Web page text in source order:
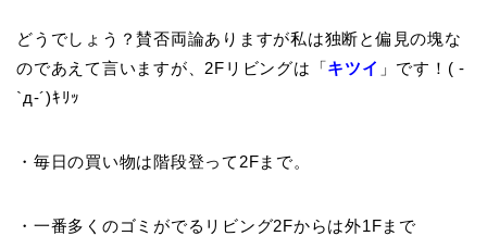
どうでしょう？賛否両論ありますが私は独断と偏見の塊な
のであえて言いますが、2Fリビングは「キツイ 」です！( -
`д-´)ｷﾘｯ
・毎日の買い物は階段登って2Fまで。
・一番多くのゴミがでるリビング2Fからは外1Fまで